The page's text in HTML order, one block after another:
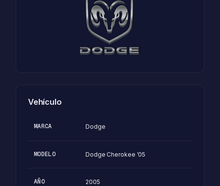
Vehículo
MARCA Dodge
MODELO Dodge Cherokee '05
AÑO 2005